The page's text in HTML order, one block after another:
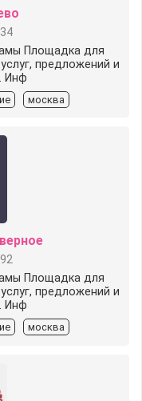
34
Площадка для
предложений и
Инф
москва
92
Площадка для
предложений и
Инф
москва